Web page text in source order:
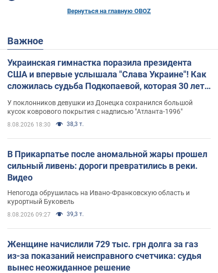
Вернуться на главную OBOZ
Важное
Украинская гимнастка поразила президента
США и впервые услышала "Слава Украине"! Как
сложилась судьба Подкопаевой, которая 30 лет
У поклонников девушки из Донецка сохранился большой
кусок коврового покрытия с надписью "Атланта-1996"
8.08.2026 18:30 38,3 т.
В Прикарпатье после аномальной жары прошел
сильный ливень: дороги превратились в реки.
Видео
Непогода обрушилась на Ивано-Франковскую область и
курортный Буковель
8.08.2026 09:27 39,3 т.
Женщине начислили 729 тыс. грн долга за газ
из-за показаний неисправного счетчика: судья
вынес неожиданное решение